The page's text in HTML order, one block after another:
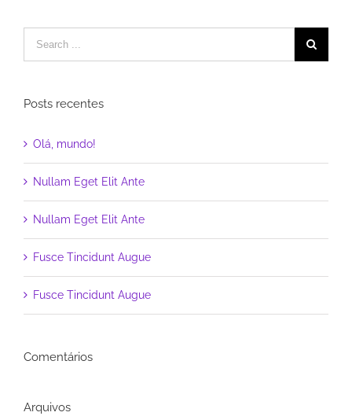
Posts recentes
Olá, mundo!
Nullam Eget Elit Ante
Nullam Eget Elit Ante
Fusce Tincidunt Augue
Fusce Tincidunt Augue
Comentários
Arquivos